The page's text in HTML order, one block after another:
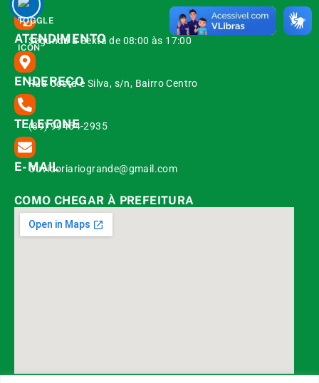
ATENDIMENTO
Segunda à Sexta de 08:00 às 17:00
ENDEREÇO
Rua Costa e Silva, s/n, Bairro Centro
TELEFONE
(89) 99454-2935
E-MAIL
Ouvidoriariogrande@gmail.com
COMO CHEGAR À PREFEITURA